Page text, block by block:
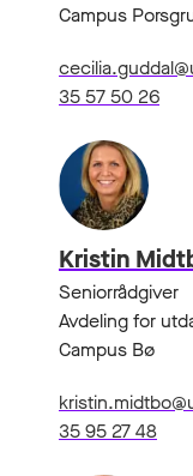
Campus
35 57 50 26
Kristin
Seniorrådgiver
Avdeling for
Campus Bø
35 95 27 48